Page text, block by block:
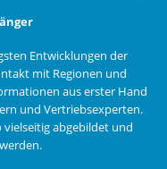
Entwicklungen der
mit Regionen und
aus erster Hand
und Vertriebsexperten.
vielseitig abgebildet und